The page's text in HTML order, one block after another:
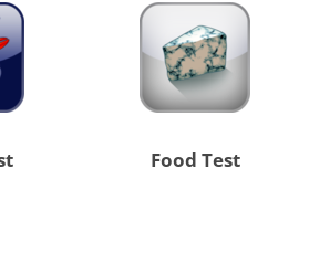
Food Test